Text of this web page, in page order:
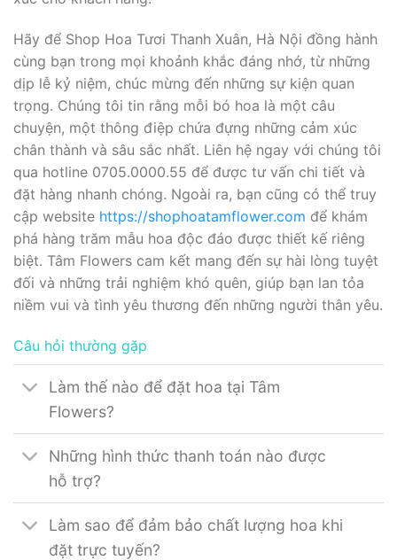
Hãy để Shop Hoa Tươi Thanh Xuân, Hà Nội đồng hành
cùng bạn trong mọi khoảnh khắc đáng nhớ, từ những
dịp lễ kỷ niệm, chúc mừng đến những sự kiện quan
trọng. Chúng tôi tin rằng mỗi bó hoa là một câu
chuyện, một thông điệp chứa đựng những cảm xúc
chân thành và sâu sắc nhất. Liên hệ ngay với chúng tôi
qua hotline 0705.0000.55 để được tư vấn chi tiết và
đặt hàng nhanh chóng. Ngoài ra, bạn cũng có thể truy
cập website https://shophoatamflower.com để khám
phá hàng trăm mẫu hoa độc đáo được thiết kế riêng
biệt. Tâm Flowers cam kết mang đến sự hài lòng tuyệt
đối và những trải nghiệm khó quên, giúp bạn lan tỏa
niềm vui và tình yêu thương đến những người thân yêu.
Câu hỏi thường gặp
Làm thế nào để đặt hoa tại Tâm
Flowers?
Những hình thức thanh toán nào được
hỗ trợ?
Làm sao để đảm bảo chất lượng hoa khi
đặt trực tuyến?